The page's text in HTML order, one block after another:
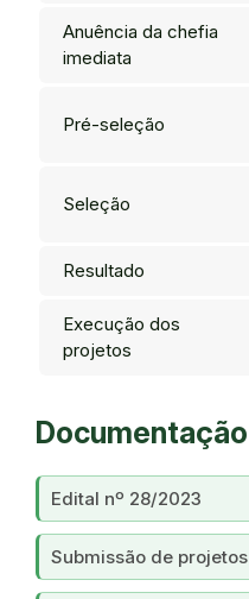
Anuência da chefia
imediata
Pré-seleção
Seleção
Resultado
Execução dos
projetos
Documentação
Edital nº 28/2023
Submissão de projetos